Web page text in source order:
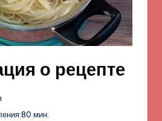
о рецепте
мин.